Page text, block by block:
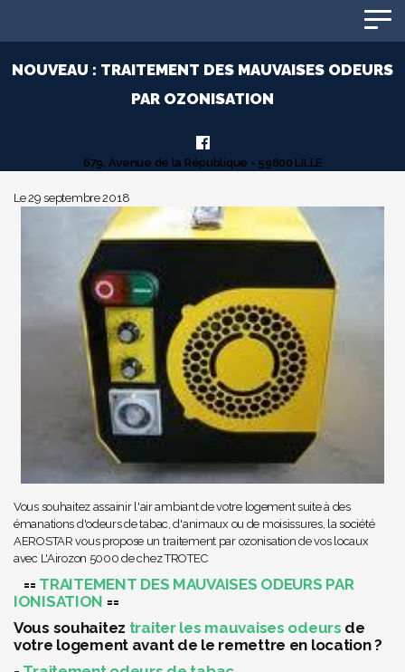
NOUVEAU : TRAITEMENT DES MAUVAISES ODEURS
PAR OZONISATION
679, Avenue de la République - 59800 LILLE
Le 29 septembre 2018
Vous souhaitez assainir l'air ambiant de votre logement suite à des
émanations d'odeurs de tabac, d'animaux ou de moisissures, la société
AEROSTAR vous propose un traitement par ozonisation de vos locaux
avec L'Airozon 5000 de chez TROTEC
== TRAITEMENT DES MAUVAISES ODEURS PAR
IONISATION ==
Vous souhaitez traiter les mauvaises odeurs de
votre logement avant de le remettre en location ?